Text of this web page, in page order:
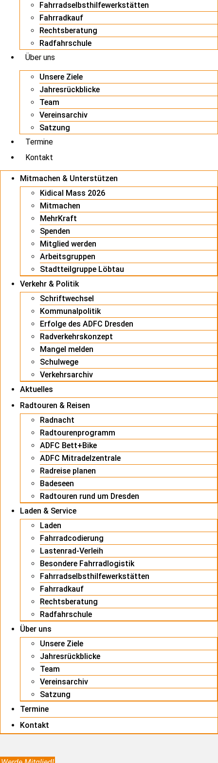
Fahrradselbsthilfewerkstätten
Fahrradkauf
Rechtsberatung
Radfahrschule
Über uns
Unsere Ziele
Jahresrückblicke
Team
Vereinsarchiv
Satzung
Termine
Kontakt
Mitmachen & Unterstützen
Kidical Mass 2026
Mitmachen
MehrKraft
Spenden
Mitglied werden
Arbeitsgruppen
Stadtteilgruppe Löbtau
Verkehr & Politik
Schriftwechsel
Kommunalpolitik
Erfolge des ADFC Dresden
Radverkehrskonzept
Mangel melden
Schulwege
Verkehrsarchiv
Aktuelles
Radtouren & Reisen
Radnacht
Radtourenprogramm
ADFC Bett+Bike
ADFC Mitradelzentrale
Radreise planen
Badeseen
Radtouren rund um Dresden
Laden & Service
Laden
Fahrradcodierung
Lastenrad-Verleih
Besondere Fahrradlogistik
Fahrradselbsthilfewerkstätten
Fahrradkauf
Rechtsberatung
Radfahrschule
Über uns
Unsere Ziele
Jahresrückblicke
Team
Vereinsarchiv
Satzung
Termine
Kontakt